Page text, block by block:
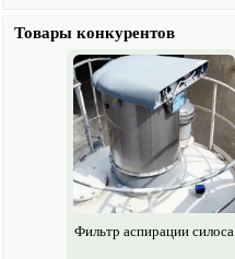
Товары конкурентов
Фильтр аспирации силоса